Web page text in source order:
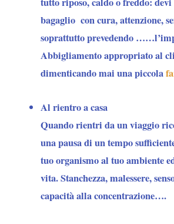
bagaglio con cura, attenzione,
soprattutto prevedendo
Abbigliamento appropriato al
dimenticando mai una piccola
Al rientro a casa
Quando rientri da un viaggio
una pausa di un tempo
tuo organismo al tuo ambiente
vita. Stanchezza, malessere,
capacità alla concentrazione….